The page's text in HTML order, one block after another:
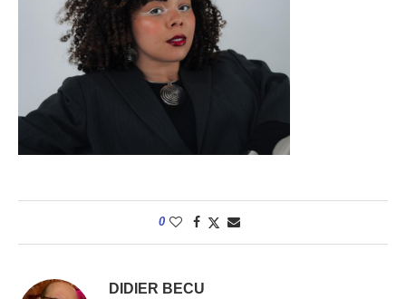
0
DIDIER BECU